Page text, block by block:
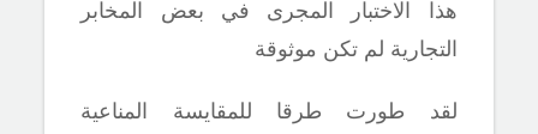
هذا الاختبار المجرى في بعض المخابر
التجارية لم تكن موثوقة
لقد طورت طرقا للمقايسة المناعية